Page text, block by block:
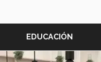
EDUCACIÓN